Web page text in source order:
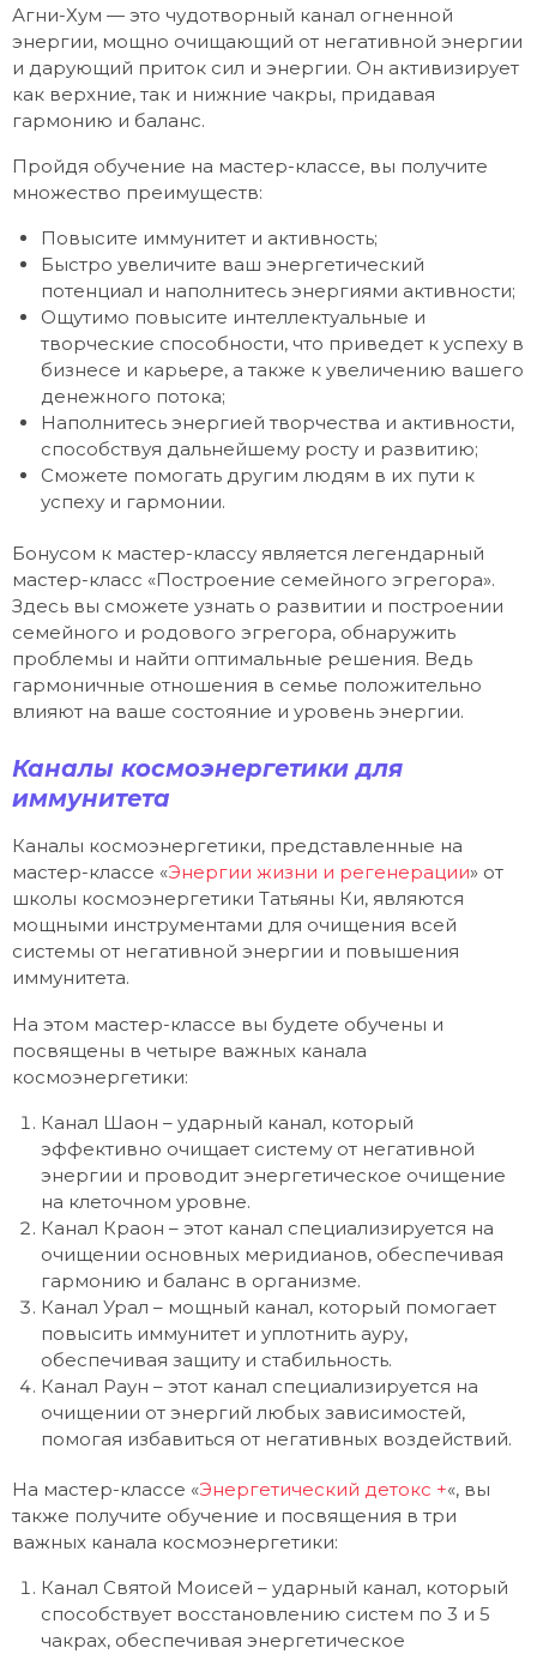
Агни-Хум — это чудотворный канал огненной
энергии, мощно очищающий от негативной энергии
и дарующий приток сил и энергии. Он активизирует
как верхние, так и нижние чакры, придавая
гармонию и баланс.
Пройдя обучение на мастер-классе, вы получите
множество преимуществ:
Повысите иммунитет и активность;
Быстро увеличите ваш энергетический
потенциал и наполнитесь энергиями активности;
Ощутимо повысите интеллектуальные и
творческие способности, что приведет к успеху в
бизнесе и карьере, а также к увеличению вашего
денежного потока;
Наполнитесь энергией творчества и активности,
способствуя дальнейшему росту и развитию;
Сможете помогать другим людям в их пути к
успеху и гармонии.
Бонусом к мастер-классу является легендарный
мастер-класс «Построение семейного эгрегора».
Здесь вы сможете узнать о развитии и построении
семейного и родового эгрегора, обнаружить
проблемы и найти оптимальные решения. Ведь
гармоничные отношения в семье положительно
влияют на ваше состояние и уровень энергии.
Каналы космоэнергетики для
иммунитета
Каналы космоэнергетики, представленные на
мастер-классе «Энергии жизни и регенерации» от
школы космоэнергетики Татьяны Ки, являются
мощными инструментами для очищения всей
системы от негативной энергии и повышения
иммунитета.
На этом мастер-классе вы будете обучены и
посвящены в четыре важных канала
космоэнергетики:
Канал Шаон – ударный канал, который
эффективно очищает систему от негативной
энергии и проводит энергетическое очищение
на клеточном уровне.
Канал Краон – этот канал специализируется на
очищении основных меридианов, обеспечивая
гармонию и баланс в организме.
Канал Урал – мощный канал, который помогает
повысить иммунитет и уплотнить ауру,
обеспечивая защиту и стабильность.
Канал Раун – этот канал специализируется на
очищении от энергий любых зависимостей,
помогая избавиться от негативных воздействий.
На мастер-классе «Энергетический детокс +«, вы
также получите обучение и посвящения в три
важных канала космоэнергетики:
Канал Святой Моисей – ударный канал, который
способствует восстановлению систем по 3 и 5
чакрах, обеспечивая энергетическое